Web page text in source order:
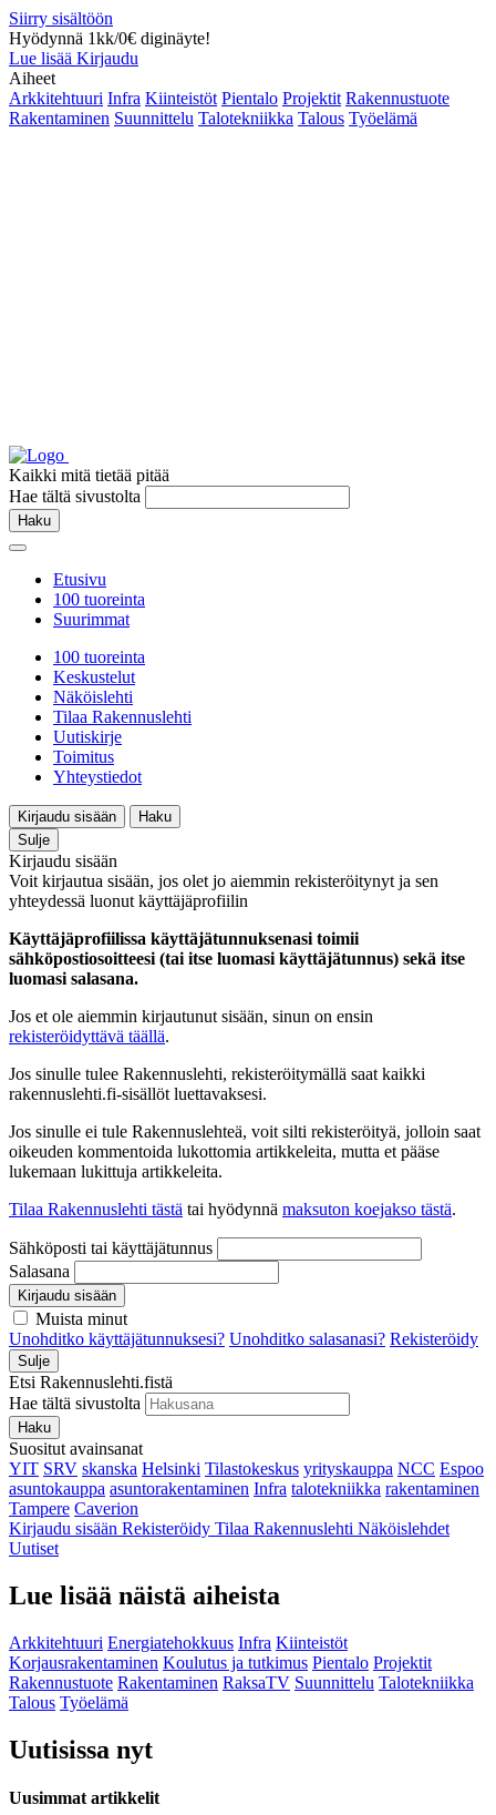
Siirry sisältöön
Hyödynnä 1kk/0€ diginäyte!
Lue lisää Kirjaudu
Aiheet
Arkkitehtuuri Infra Kiinteistöt Pientalo Projektit Rakennustuote
Rakentaminen Suunnittelu Talotekniikka Talous Työelämä
Kaikki mitä tietää pitää
Hae tältä sivustolta
Haku
Etusivu
100 tuoreinta
Suurimmat
100 tuoreinta
Keskustelut
Näköislehti
Tilaa Rakennuslehti
Uutiskirje
Toimitus
Yhteystiedot
Kirjaudu sisään
Haku
Sulje
Kirjaudu sisään
Voit kirjautua sisään, jos olet jo aiemmin rekisteröitynyt ja sen
yhteydessä luonut käyttäjäprofiilin
Käyttäjäprofiilissa käyttäjätunnuksenasi toimii
sähköpostiosoitteesi (tai itse luomasi käyttäjätunnus) sekä itse
luomasi salasana.
Jos et ole aiemmin kirjautunut sisään, sinun on ensin
rekisteröidyttävä täällä.
Jos sinulle tulee Rakennuslehti, rekisteröitymällä saat kaikki
rakennuslehti.fi-sisällöt luettavaksesi.
Jos sinulle ei tule Rakennuslehteä, voit silti rekisteröityä, jolloin saat
oikeuden kommentoida lukottomia artikkeleita, mutta et pääse
lukemaan lukittuja artikkeleita.
Tilaa Rakennuslehti tästä tai hyödynnä maksuton koejakso tästä.
Sähköposti tai käyttäjätunnus
Salasana
Kirjaudu sisään
Muista minut
Unohditko käyttäjätunnuksesi? Unohditko salasanasi? Rekisteröidy
Sulje
Etsi Rakennuslehti.fistä
Hae tältä sivustolta
Haku
Suositut avainsanat
YIT SRV skanska Helsinki Tilastokeskus yrityskauppa NCC Espoo
asuntokauppa asuntorakentaminen Infra talotekniikka rakentaminen
Tampere Caverion
Kirjaudu sisään Rekisteröidy Tilaa Rakennuslehti Näköislehdet
Uutiset
Lue lisää näistä aiheista
Arkkitehtuuri Energiatehokkuus Infra Kiinteistöt
Korjausrakentaminen Koulutus ja tutkimus Pientalo Projektit
Rakennustuote Rakentaminen RaksaTV Suunnittelu Talotekniikka
Talous Työelämä
Uutisissa nyt
Uusimmat artikkelit